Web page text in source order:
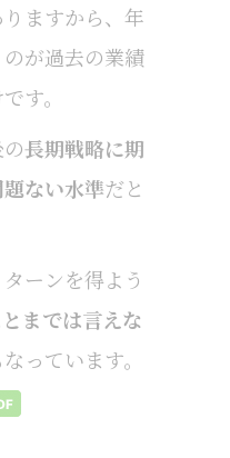
ますから、年
が過去の業績
す。
長期戦略に期
ない水準だと
ーンを得よう
までは言えな
っています。